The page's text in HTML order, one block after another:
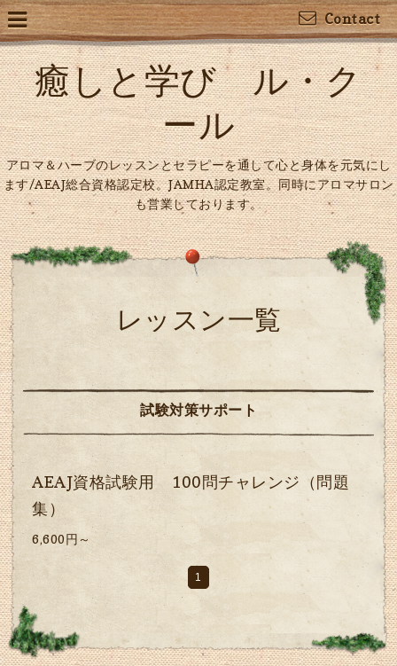
Contact
癒しと学び ル・ク
ール
アロマ＆ハーブのレッスンとセラピーを通して心と身体を元気にし
ます/AEAJ総合資格認定校。JAMHA認定教室。同時にアロマサロン
も営業しております。
レッスン一覧
試験対策サポート
AEAJ資格試験用 100問チャレンジ（問題
集）
6,600円～
1